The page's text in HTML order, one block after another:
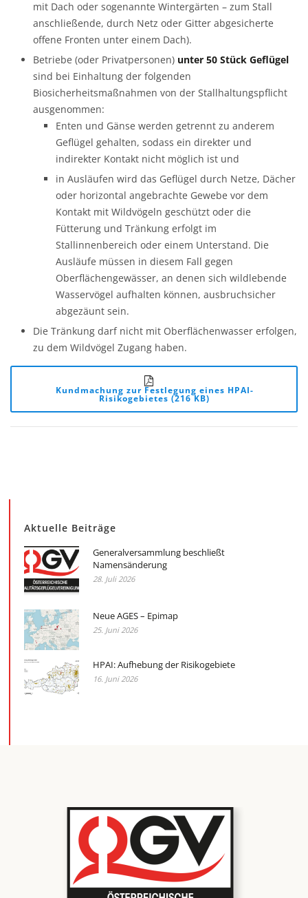
mit Dach oder sogenannte Wintergärten – zum Stall
anschließende, durch Netz oder Gitter abgesicherte
offene Fronten unter einem Dach).
Betriebe (oder Privatpersonen) unter 50 Stück Geflügel
sind bei Einhaltung der folgenden
Biosicherheitsmaßnahmen von der Stallhaltungspflicht
ausgenommen:
Enten und Gänse werden getrennt zu anderem
Geflügel gehalten, sodass ein direkter und
indirekter Kontakt nicht möglich ist und
in Ausläufen wird das Geflügel durch Netze, Dächer
oder horizontal angebrachte Gewebe vor dem
Kontakt mit Wildvögeln geschützt oder die
Fütterung und Tränkung erfolgt im
Stallinnenbereich oder einem Unterstand. Die
Ausläufe müssen in diesem Fall gegen
Oberflächengewässer, an denen sich wildlebende
Wasservögel aufhalten können, ausbruchsicher
abgezäunt sein.
Die Tränkung darf nicht mit Oberflächenwasser erfolgen,
zu dem Wildvögel Zugang haben.
Kundmachung zur Festlegung eines HPAI-
Risikogebietes (216 KB)
Aktuelle Beiträge
Generalversammlung beschließt
Namensänderung
28. Juli 2026
Neue AGES – Epimap
25. Juni 2026
HPAI: Aufhebung der Risikogebiete
16. Juni 2026